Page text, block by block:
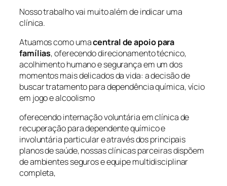
Nosso trabalho vai muito além de indicar uma
clínica.
Atuamos como umacentral de apoio para
famílias, oferecendo direcionamento técnico,
acolhimento humano e segurança em um dos
momentos mais delicados da vida: a decisão de
buscar tratamento para dependência química, vício
em jogo e alcoolismo
oferecendo internação voluntária em clínica de
recuperação para dependente químico e
involuntária particular e através dos principais
planos de saúde, nossas clínicas parceiras dispõem
de ambientes seguros e equipe multidisciplinar
completa,